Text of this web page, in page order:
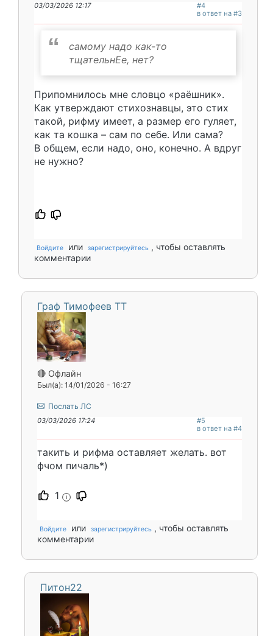
03/03/2026 12:17
#4
в ответ на #3
самому надо как-то
тщательнЕе, нет?
Припомнилось мне словцо «раёшник».
Как утверждают стихознавцы, это стих
такой, рифму имеет, а размер его гуляет,
как та кошка – сам по себе. Или сама?
В общем, если надо, оно, конечно. А вдруг
не нужно?
Войдите или зарегистрируйтесь , чтобы оставлять
комментарии
Граф Тимофеев ТТ
🔴 Офлайн
Был(а): 14/01/2026 - 16:27
Послать ЛС
03/03/2026 17:24
#5
в ответ на #4
такить и рифма оставляет желать. вот
фчом пичаль*)
1 i
Войдите или зарегистрируйтесь , чтобы оставлять
комментарии
Питон22